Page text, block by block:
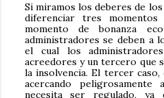
Si miramos los deberes de
diferenciar tres
momento de bonanza
administradores se deben a
el cual los
acreedores y un tercero que
la insolvencia. El tercer caso,
acercando peligrosamente
necesita ser regulado,